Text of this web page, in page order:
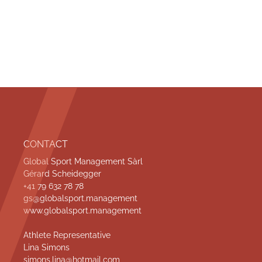
P
i
e
d
d
CONTACT
Global Sport Management Sàrl
Gérard Scheidegger
+41 79 632 78 78
gs@globalsport.management
www.globalsport.management
Athlete Representative
Lina Simons
simons.lina@hotmail.com